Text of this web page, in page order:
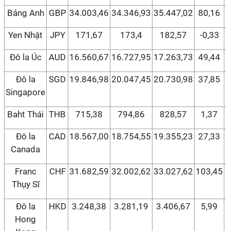
Bảng Anh GBP 34.003,46 34.346,93 35.447,02 80,16
Yen Nhật JPY 171,67 173,4 182,57 -0,33
Đô la Úc AUD 16.560,67 16.727,95 17.263,73 49,44
Đô la
Singapore
SGD 19.846,98 20.047,45 20.730,98 37,85
Baht Thái THB 715,38 794,86 828,57 1,37
Đô la
Canada
CAD 18.567,00 18.754,55 19.355,23 27,33
Franc
Thụy Sĩ
CHF 31.682,59 32.002,62 33.027,62 103,45
Đô la
Hong
HKD 3.248,38 3.281,19 3.406,67 5,99